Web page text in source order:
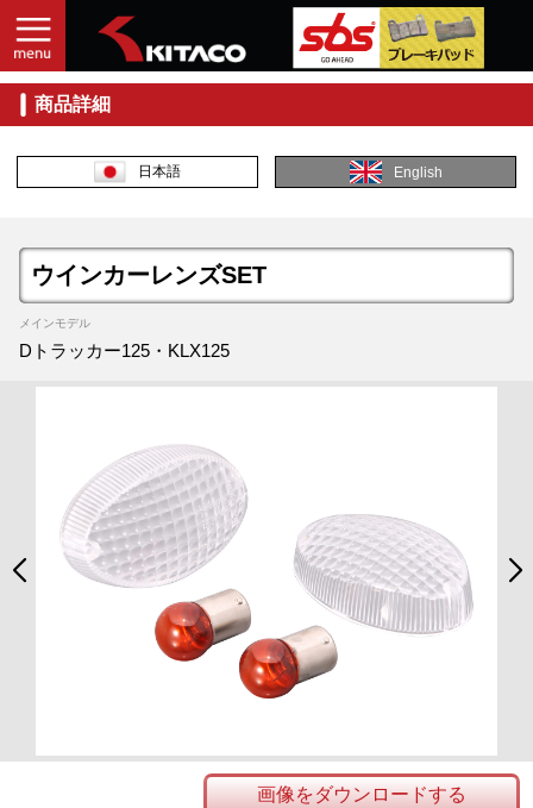
商品詳細
日本語 English
ウインカーレンズSET
メインモデル
Dトラッカー125・KLX125
画像をダウンロードする